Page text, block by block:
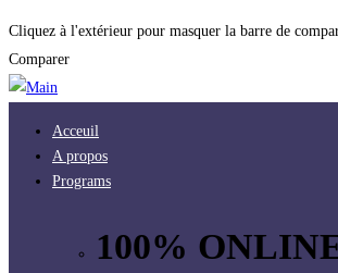
Cliquez à l'extérieur pour masquer la barre de
Comparer
Acceuil
A propos
Programs
100%